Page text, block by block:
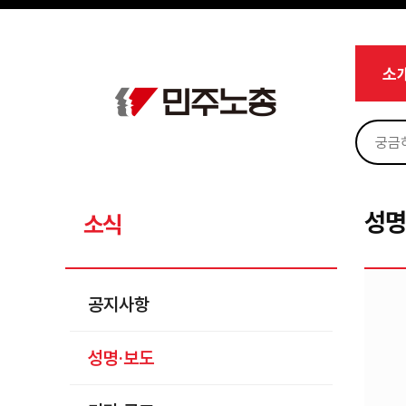
메뉴 건너뛰기
소
소식
공지사항
성명·보도
성
Sketchbook5, 스케치북5
Sketchbook5, 스케치북5